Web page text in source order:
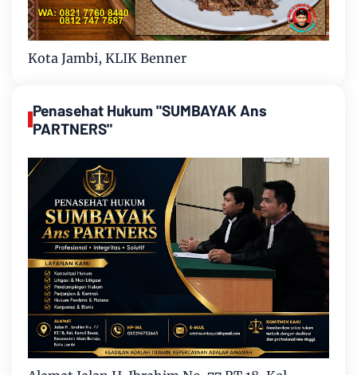
Kota Jambi, KLIK Benner
Penasehat Hukum "SUMBAYAK Ans
PARTNERS"